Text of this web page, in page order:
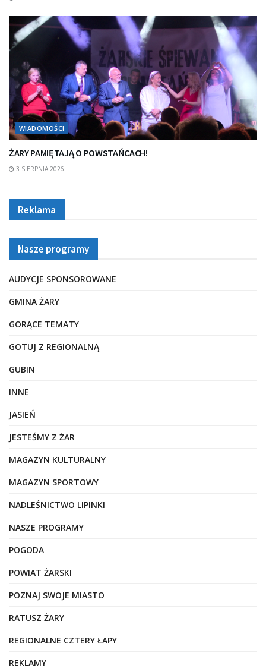
WIADOMOŚCI
ŻARY PAMIĘTAJĄ O POWSTAŃCACH!
3 SIERPNIA 2026
Reklama
Nasze programy
AUDYCJE SPONSOROWANE
GMINA ŻARY
GORĄCE TEMATY
GOTUJ Z REGIONALNĄ
GUBIN
INNE
JASIEŃ
JESTEŚMY Z ŻAR
MAGAZYN KULTURALNY
MAGAZYN SPORTOWY
NADLEŚNICTWO LIPINKI
NASZE PROGRAMY
POGODA
POWIAT ŻARSKI
POZNAJ SWOJE MIASTO
RATUSZ ŻARY
REGIONALNE CZTERY ŁAPY
REKLAMY